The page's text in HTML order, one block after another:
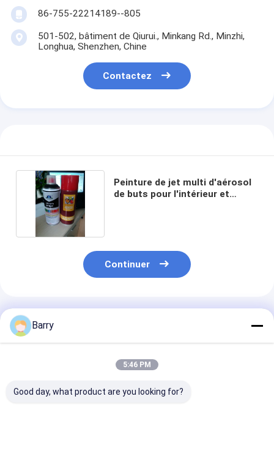
86-755-22214189--805
501-502, bâtiment de Qiurui., Minkang Rd., Minzhi,
Longhua, Shenzhen, Chine
Contactez
Peinture de jet multi d'aérosol
de buts pour l'intérieur et
Continuer
Produits Recommandés
Barry
5:46 PM
Good day, what product are you looking for?